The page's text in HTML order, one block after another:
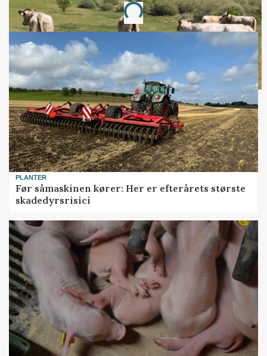
Loading...
PLANTER
Før såmaskinen kører: Her er efterårets største
skadedyrsrisici